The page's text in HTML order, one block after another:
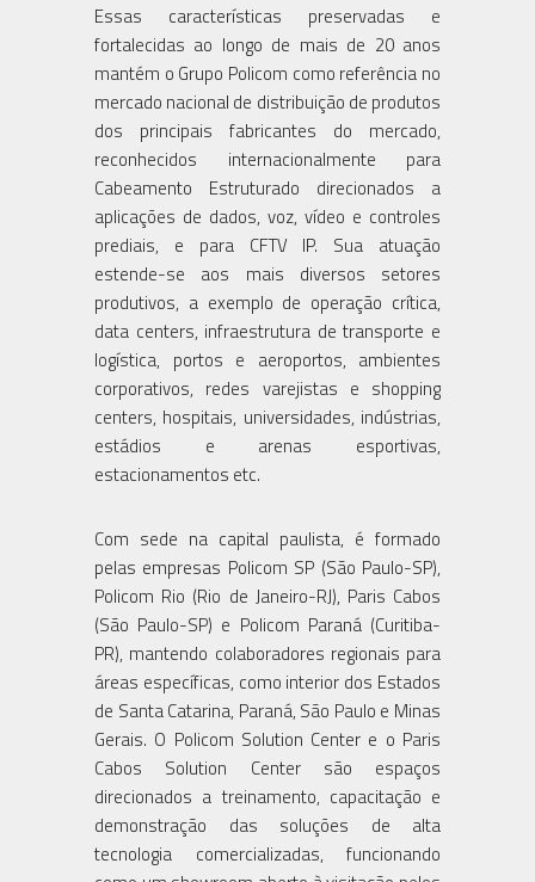
Essas características preservadas e
fortalecidas ao longo de mais de 20 anos
mantém o Grupo Policom como referência no
mercado nacional de distribuição de produtos
dos principais fabricantes do mercado,
reconhecidos internacionalmente para
Cabeamento Estruturado direcionados a
aplicações de dados, voz, vídeo e controles
prediais, e para CFTV IP. Sua atuação
estende-se aos mais diversos setores
produtivos, a exemplo de operação crítica,
data centers, infraestrutura de transporte e
logística, portos e aeroportos, ambientes
corporativos, redes varejistas e shopping
centers, hospitais, universidades, indústrias,
estádios e arenas esportivas,
estacionamentos etc.
Com sede na capital paulista, é formado
pelas empresas Policom SP (São Paulo-SP),
Policom Rio (Rio de Janeiro-RJ), Paris Cabos
(São Paulo-SP) e Policom Paraná (Curitiba-
PR), mantendo colaboradores regionais para
áreas específicas, como interior dos Estados
de Santa Catarina, Paraná, São Paulo e Minas
Gerais. O Policom Solution Center e o Paris
Cabos Solution Center são espaços
direcionados a treinamento, capacitação e
demonstração das soluções de alta
tecnologia comercializadas, funcionando